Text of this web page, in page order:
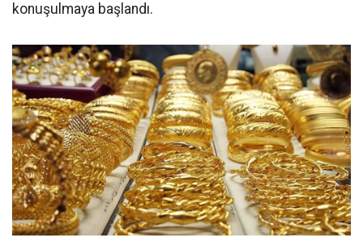
konuşulmaya başlandı.